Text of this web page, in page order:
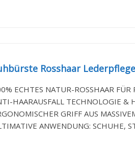
Rosshaar
ECHTES NATUR-ROSSHAAR
HAARAUSFALL TECHNOLOGIE
GRIFF AUS
ANWENDUNG: SCHUHE,